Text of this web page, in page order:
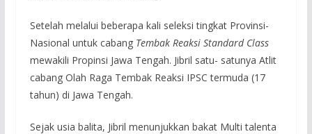
Setelah melalui beberapa kali seleksi tingkat Provinsi-
Nasional untuk cabang Tembak Reaksi Standard Class
mewakili Propinsi Jawa Tengah. Jibril satu- satunya Atlit
cabang Olah Raga Tembak Reaksi IPSC termuda (17
tahun) di Jawa Tengah.
Sejak usia balita, Jibril menunjukkan bakat Multi talenta